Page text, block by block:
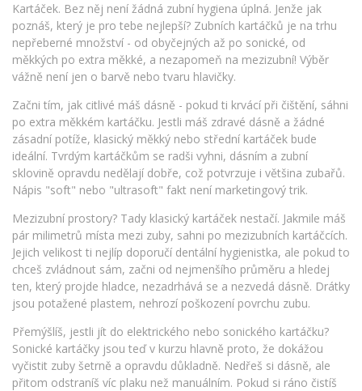
Kartáček. Bez něj není žádná zubní hygiena úplná. Jenže jak
poznáš, který je pro tebe nejlepší? Zubních kartáčků je na trhu
nepřeberné množství - od obyčejných až po sonické, od
měkkých po extra měkké, a nezapomeň na mezizubní! Výběr
vážně není jen o barvě nebo tvaru hlavičky.
Začni tím, jak citlivé máš dásně - pokud ti krvácí při čištění, sáhni
po extra měkkém kartáčku. Jestli máš zdravé dásně a žádné
zásadní potíže, klasický měkký nebo střední kartáček bude
ideální. Tvrdým kartáčkům se radši vyhni, dásním a zubní
sklovině opravdu nedělají dobře, což potvrzuje i většina zubařů.
Nápis "soft" nebo "ultrasoft" fakt není marketingový trik.
Mezizubní prostory? Tady klasický kartáček nestačí. Jakmile máš
pár milimetrů místa mezi zuby, sahni po mezizubních kartáčcích.
Jejich velikost ti nejlíp doporučí dentální hygienistka, ale pokud to
chceš zvládnout sám, začni od nejmenšího průměru a hledej
ten, který projde hladce, nezadrhává se a nezvedá dásně. Drátky
jsou potažené plastem, nehrozí poškození povrchu zubu.
Přemýšlíš, jestli jít do elektrického nebo sonického kartáčku?
Sonické kartáčky jsou teď v kurzu hlavně proto, že dokážou
vyčistit zuby šetrně a opravdu důkladně. Nedřeš si dásně, ale
přitom odstraníš víc plaku než manuálním. Pokud si ráno čistíš